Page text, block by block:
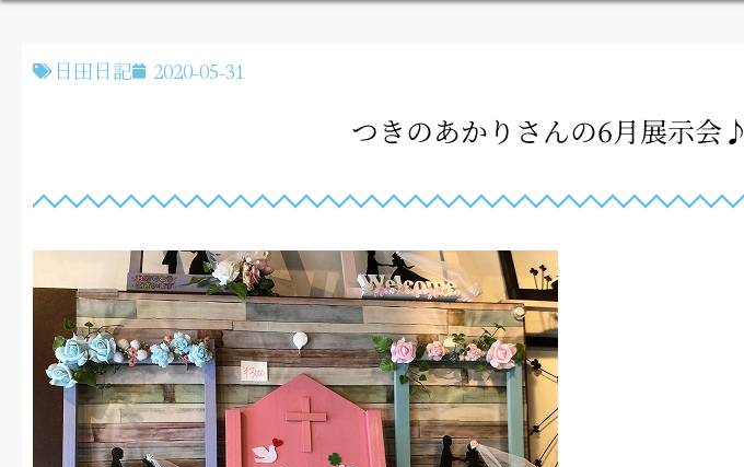
日田日記 2020-05-31
つきのあかりさんの6月展示会♪